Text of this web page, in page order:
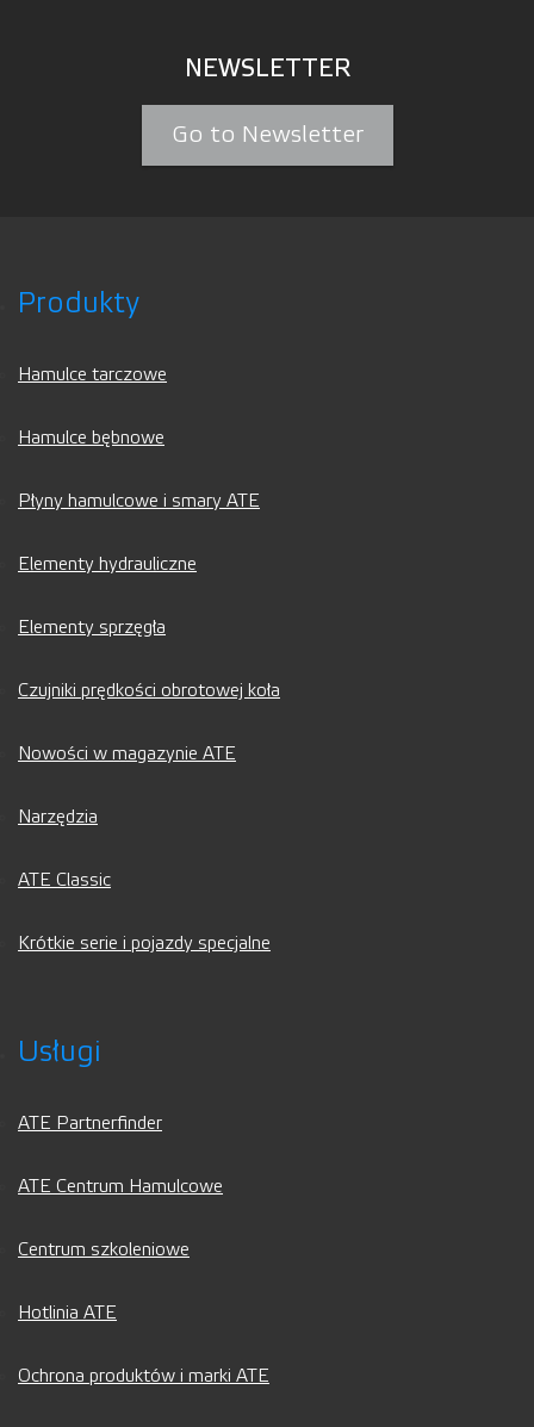
NEWSLETTER
Go to Newsletter
Produkty
Hamulce tarczowe
Hamulce bębnowe
Płyny hamulcowe i smary ATE
Elementy hydrauliczne
Elementy sprzęgła
Czujniki prędkości obrotowej koła
Nowości w magazynie ATE
Narzędzia
ATE Classic
Krótkie serie i pojazdy specjalne
Usługi
ATE Partnerfinder
ATE Centrum Hamulcowe
Centrum szkoleniowe
Hotlinia ATE
Ochrona produktów i marki ATE